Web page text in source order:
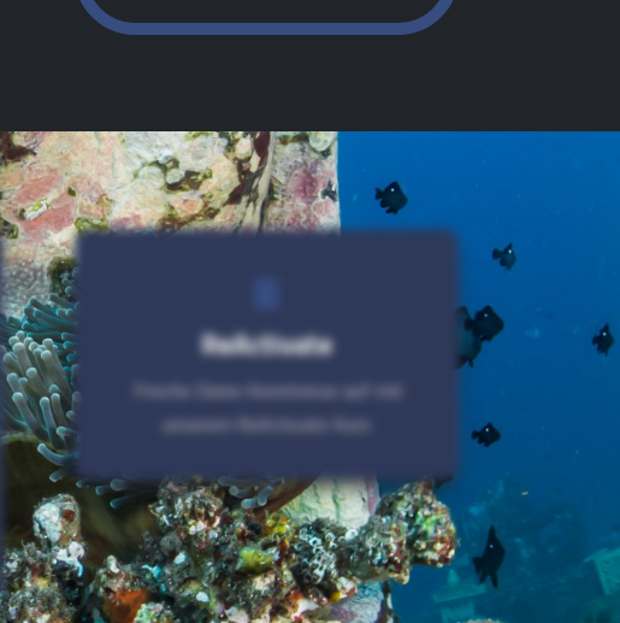
Archiv
ReActivate
Frische Deine Kenntnisse auf mit
unserem ReActivate Kurs